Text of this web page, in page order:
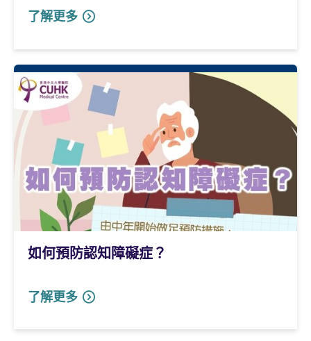
了解更多
如何預防認知障礙症？
了解更多